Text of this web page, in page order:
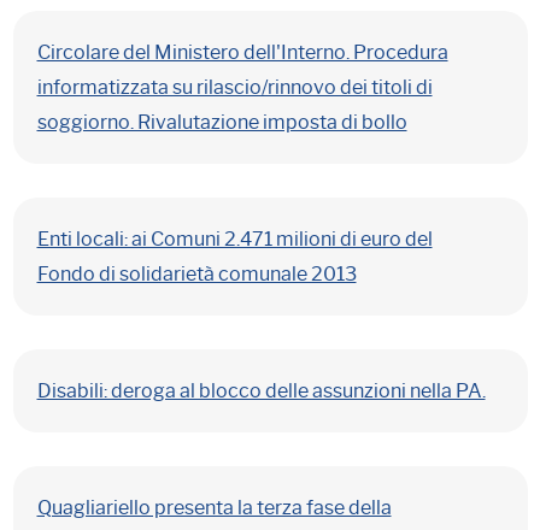
Circolare del Ministero dell'Interno. Procedura
informatizzata su rilascio/rinnovo dei titoli di
soggiorno. Rivalutazione imposta di bollo
Enti locali: ai Comuni 2.471 milioni di euro del
Fondo di solidarietà comunale 2013
Disabili: deroga al blocco delle assunzioni nella PA.
Quagliariello presenta la terza fase della